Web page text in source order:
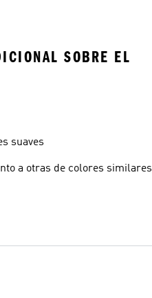
SOBRE EL
suaves
a otras de colores similares